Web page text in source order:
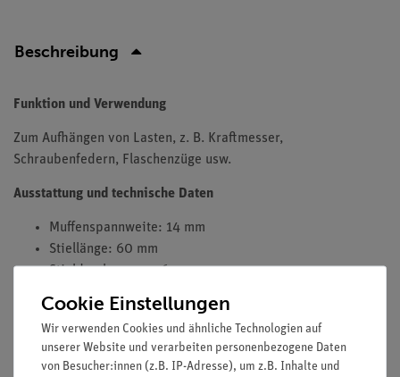
Beschreibung
Funktion und Verwendung
Zum Aufhängen von Lasten, z. B. Kraftmesser,
Schraubenfedern, Flaschenzüge usw.
Ausstattung und technische Daten
Muffenspannweite: 14 mm
Stiellänge: 60 mm
Stieldurchmesser: 6 mm
Versandkostenfrei ab 300,- €
Cookie Einstellungen
Wir verwenden Cookies und ähnliche Technologien auf
unserer Website und verarbeiten personenbezogene Daten
von Besucher:innen (z.B. IP-Adresse), um z.B. Inhalte und